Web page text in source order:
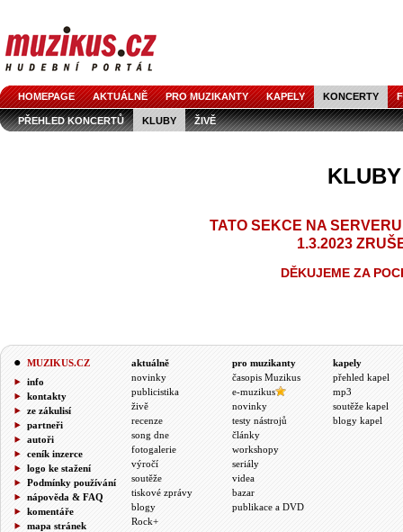
HOMEPAGE AKTUÁLNĚ PRO MUZIKANTY KAPELY KONCERTY
PŘEHLED KONCERTŮ KLUBY ŽIVĚ
KLUBY
TATO SEKCE NA
1.3.2023
DĚKUJEME ZA
MUZIKUS.CZ
info
kontakty
ze zákulisí
partneři
autoři
ceník inzerce
logo ke stažení
Podmínky používání
nápověda & FAQ
komentáře
mapa stránek
aktuálně
novinky
publicistika
živě
recenze
song dne
fotogalerie
výročí
soutěže
tiskové zprávy
blogy
Rock+
pro muzikanty
časopis Muzikus
e-muzikus
novinky
testy nástrojů
články
workshopy
seriály
videa
bazar
publikace a DVD
kapely
přehled kapel
mp3
soutěže kapel
blogy kapel